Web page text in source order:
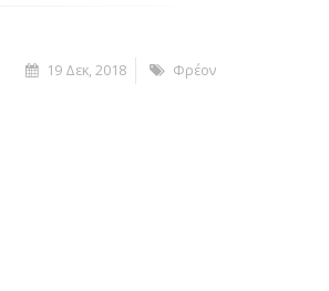
19 Δεκ, 2018 Φρέον